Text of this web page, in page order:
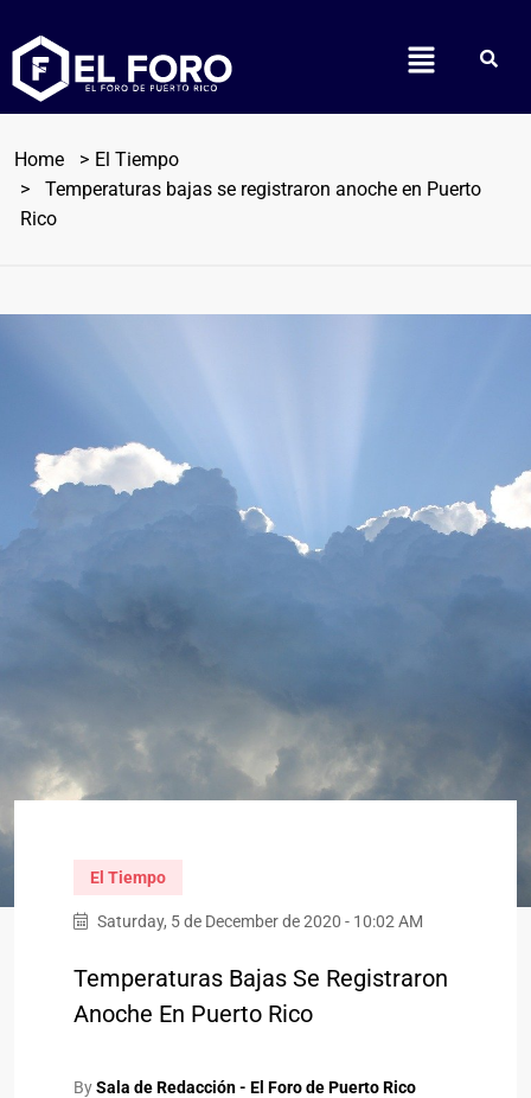
Home
El Tiempo
Temperaturas bajas se registraron anoche en Puerto
Rico
El Tiempo
Saturday, 5 de December de 2020 - 10:02 AM
Temperaturas Bajas Se Registraron
Anoche En Puerto Rico
BySala de Redacción - El Foro de Puerto Rico